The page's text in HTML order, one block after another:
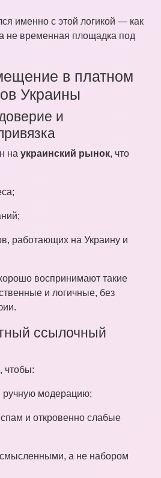
именно с этой логикой — как
не временная площадка под
в платном
Украины
и
на украинский рынок, что
работающих на Украину и
воспринимают такие
и логичные, без
ссылочный
чтобы:
ручную модерацию;
и откровенно слабые
а не набором